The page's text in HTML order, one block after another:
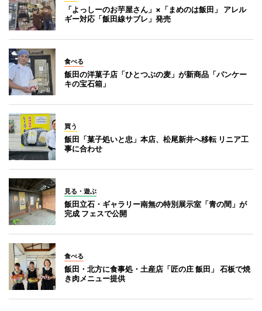
「よっしーのお芋屋さん」×「まめのは飯田」 アレル
ギー対応「飯田線サブレ」発売
食べる
飯田の洋菓子店「ひとつぶの麦」が新商品「パンケー
キの宝石箱」
買う
飯田「菓子処いと忠」本店、松尾新井へ移転 リニア工
事に合わせ
見る・遊ぶ
飯田立石・ギャラリー南無の特別展示室「青の間」が
完成 フェスで公開
食べる
飯田・北方に食事処・土産店「匠の庄 飯田」 石板で焼
き肉メニュー提供